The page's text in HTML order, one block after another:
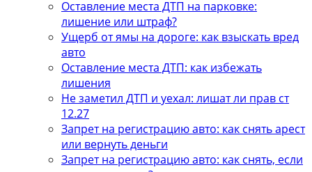
Оставление места ДТП на парковке:
лишение или штраф?
Ущерб от ямы на дороге: как взыскать вред
авто
Оставление места ДТП: как избежать
лишения
Не заметил ДТП и уехал: лишат ли прав ст
12.27
Запрет на регистрацию авто: как снять арест
или вернуть деньги
Запрет на регистрацию авто: как снять, если